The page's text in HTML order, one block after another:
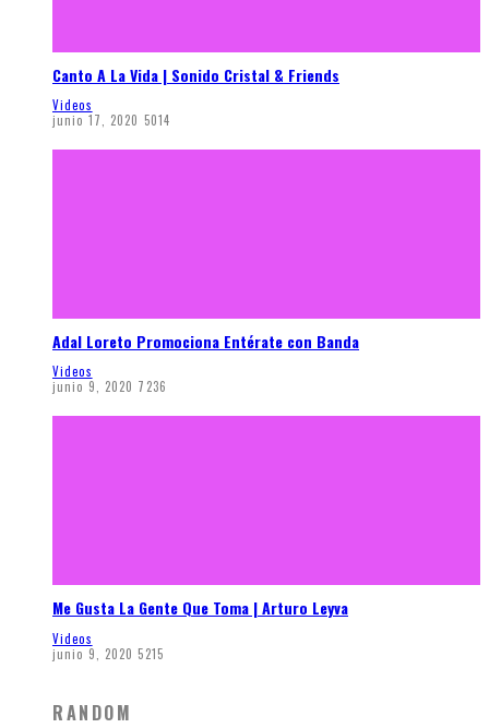
Canto A La Vida | Sonido Cristal & Friends
Videos
junio 17, 2020 5014
Adal Loreto Promociona Entérate con Banda
Videos
junio 9, 2020 7236
Me Gusta La Gente Que Toma | Arturo Leyva
Videos
junio 9, 2020 5215
RANDOM